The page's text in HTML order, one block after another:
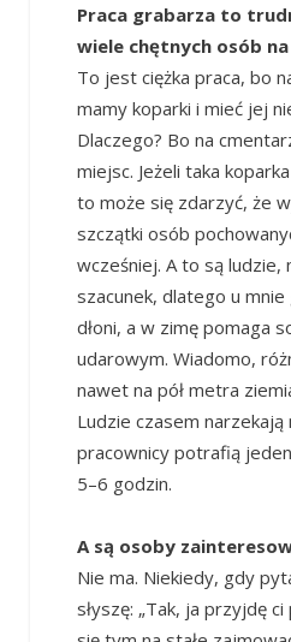
Praca grabarza to
wiele chętnych osób
To jest ciężka praca, bo
mamy koparki i mieć jej
Dlaczego? Bo na
miejsc. Jeżeli taka
to może się zdarzyć, że
szczątki osób
wcześniej. A to są ludzie,
szacunek, dlatego u
dłoni, a w zimę pomaga
udarowym. Wiadomo,
nawet na pół metra
Ludzie czasem narzekają
pracownicy potrafią
5–6 godzin.
A są osoby
Nie ma. Niekiedy, gdy
słyszę: „Tak, ja przyjdę